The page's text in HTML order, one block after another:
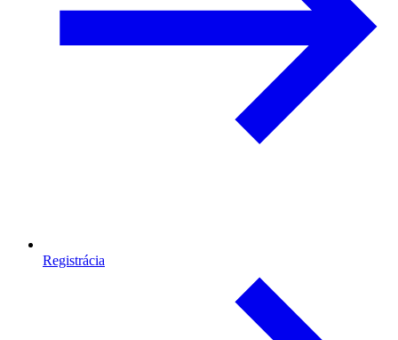
Registrácia